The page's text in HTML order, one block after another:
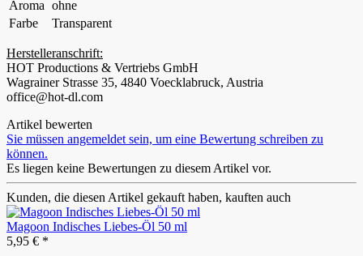
Aroma ohne
Farbe
Transparent
Herstelleranschrift:
HOT Productions & Vertriebs GmbH
Wagrainer Strasse 35, 4840 Voecklabruck, Austria
office@hot-dl.com
Artikel bewerten
Sie müssen angemeldet sein, um eine Bewertung schreiben zu
können.
Es liegen keine Bewertungen zu diesem Artikel vor.
Kunden, die diesen Artikel gekauft haben, kauften auch
Magoon Indisches Liebes-Öl 50 ml
5,95 € *